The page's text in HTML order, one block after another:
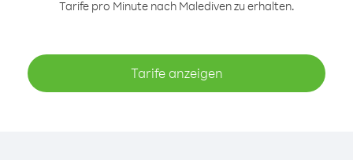
Tarife pro Minute nach Malediven zu erhalten.
Tarife anzeigen